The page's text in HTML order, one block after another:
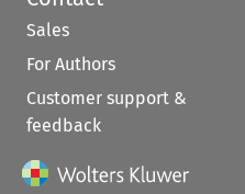
Sales
For Authors
Customer support &
feedback